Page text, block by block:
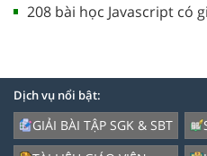
208 bài học Javascript có
Dịch vụ nổi bật:
GIẢI BÀI TẬP SGK & SBT